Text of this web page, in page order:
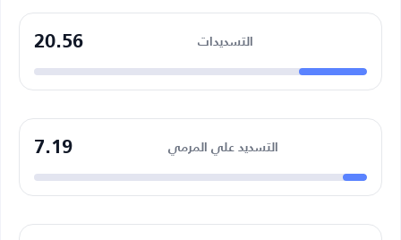
التسديدات 20.56
التسديد علي المرمي 7.19